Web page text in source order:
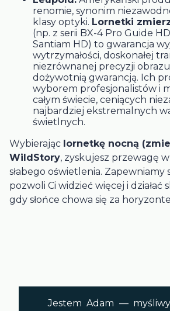
renomie, synonim
klasy optyki. Lornetki
(np. z serii BX-4 Pro Guide
Santiam HD) to gwarancja
wytrzymałości, doskonałej
niezrównanej precyzji
dożywotnią gwarancją. Ich
wyborem profesjonalistów i
całym świecie, ceniących
najbardziej ekstremalnych
świetlnych.
Wybierając lornetkę nocną
WildStory, zyskujesz przewagę
słabego oświetlenia.
pozwoli Ci widzieć więcej i działać
gdy słońce chowa się za
Jestem Adam —